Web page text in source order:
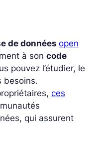
de données open
à son code
pouvez l’étudier, le
besoins.
ces
qui assurent